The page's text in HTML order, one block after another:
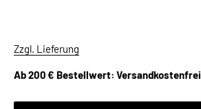
Zzgl. Lieferung
Ab 200 € Bestellwert: Versandkostenfrei